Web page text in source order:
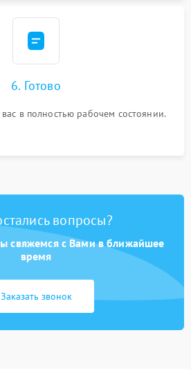
6. Готово
в полностью рабочем состоянии.
вопросы?
свяжемся с Вами в ближайшее
время
Заказать звонок